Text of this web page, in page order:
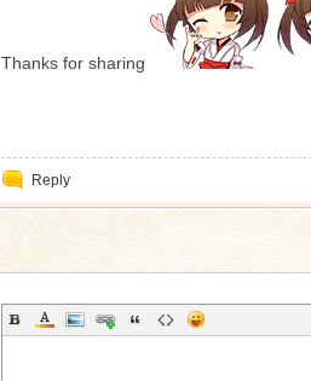
Thanks for sharing
Reply